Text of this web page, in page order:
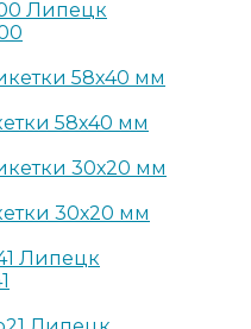
58х40 мм
30х20 мм